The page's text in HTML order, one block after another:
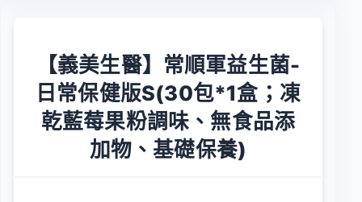
【義美生醫】常順軍益生菌-
日常保健版S(30包*1盒；凍
乾藍莓果粉調味、無食品添
加物、基礎保養)